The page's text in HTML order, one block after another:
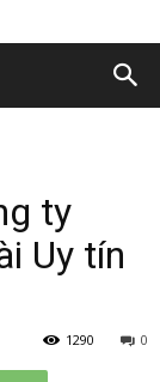
ty
Uy tín
0
1290